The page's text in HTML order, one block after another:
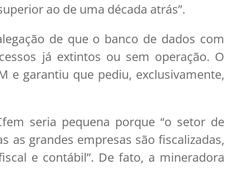
ao de uma década atrás”.
de que o banco de dados com
já extintos ou sem operação. O
e garantiu que pediu, exclusivamente,
seria pequena porque “o setor de
as grandes empresas são fiscalizadas,
e contábil”. De fato, a mineradora